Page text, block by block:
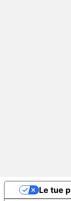
Le tue